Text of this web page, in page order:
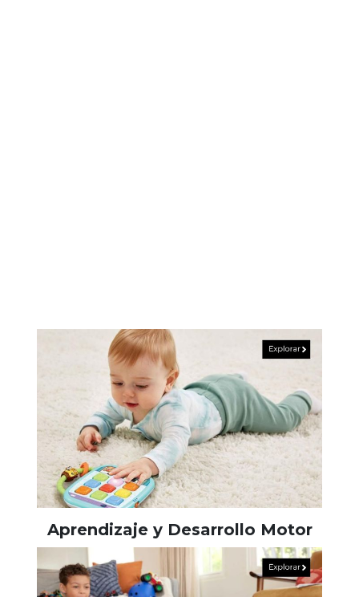
Aprendizaje y Desarrollo Motor